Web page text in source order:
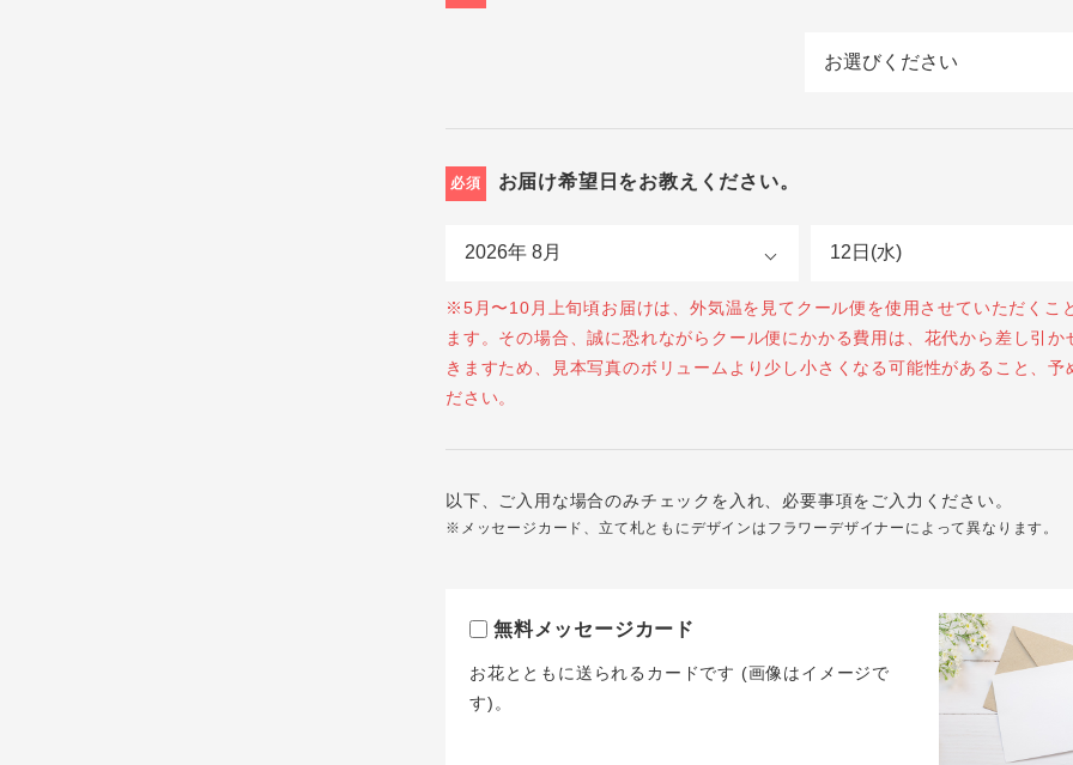
必須 お届け希望日をお教えください。
※5月〜10月上旬頃お届けは、外気温を見てクール便を使用させていただくこ
ます。その場合、誠に恐れながらクール便にかかる費用は、花代から差し引か
きますため、見本写真のボリュームより少し小さくなる可能性があること、予
ださい。
以下、ご入用な場合のみチェックを入れ、必要事項をご入力ください。
※メッセージカード、立て札ともにデザインはフラワーデザイナーによって異なります。
無料メッセージカード
お花とともに送られるカードです (画像はイメージで
す)。